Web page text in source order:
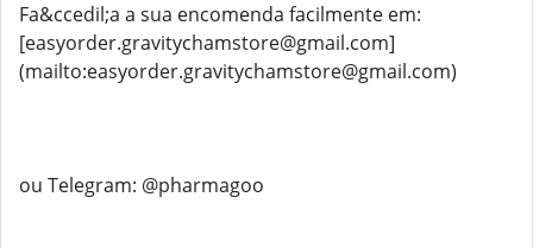
Fa&ccedil;a a sua encomenda facilmente em:
[easyorder.gravitychamstore@gmail.com]
(mailto:easyorder.gravitychamstore@gmail.com)
ou Telegram: @pharmagoo